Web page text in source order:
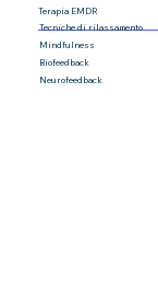
Terapia EMDR
Tecniche di rilassamento
Mindfulness
Biofeedback
Neurofeedback